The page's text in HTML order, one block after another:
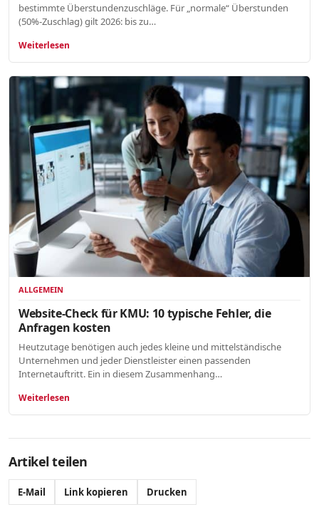
bestimmte Überstundenzuschläge. Für „normale“ Überstunden
(50%-Zuschlag) gilt 2026: bis zu…
Weiterlesen
ALLGEMEIN
Website-Check für KMU: 10 typische Fehler, die
Anfragen kosten
Heutzutage benötigen auch jedes kleine und mittelständische
Unternehmen und jeder Dienstleister einen passenden
Internetauftritt. Ein in diesem Zusammenhang…
Weiterlesen
Artikel teilen
E-Mail Link kopieren Drucken